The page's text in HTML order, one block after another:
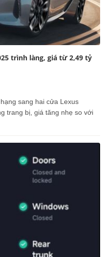
trình làng, giá từ 2,49 tỷ
sang hai cửa Lexus
trang bị, giá tăng nhẹ so với